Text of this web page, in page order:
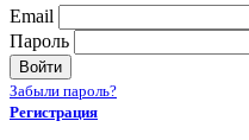
Email
Пароль
Войти
Забыли пароль?
Регистрация